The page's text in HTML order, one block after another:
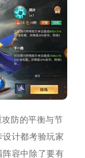
防的平衡与节
计都考验玩家
阵容中除了要有